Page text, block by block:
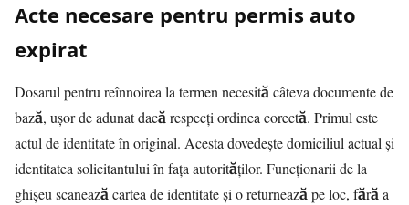
Acte necesare pentru permis auto
expirat
Dosarul pentru reînnoirea la termen necesită câteva documente de
bază, ușor de adunat dacă respecți ordinea corectă. Primul este
actul de identitate în original. Acesta dovedește domiciliul actual și
identitatea solicitantului în fața autorităților. Funcționarii de la
ghișeu scanează cartea de identitate și o returnează pe loc, fără a